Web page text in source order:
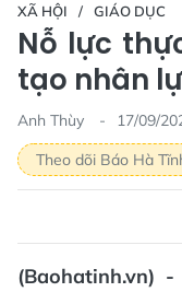
XÃ HỘI GIÁO DỤC
Nỗ lực
tạo nhân
Anh Thùy
17/09/
Theo dõi Báo Hà
(Baohatinh.vn)